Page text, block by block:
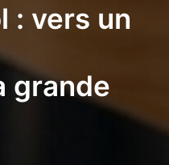
: vers un
grande